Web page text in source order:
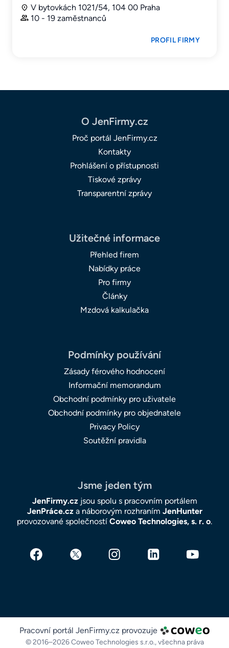
V bytovkách 1021/54, 104 00 Praha
10 - 19 zaměstnanců
PROFIL FIRMY
O JenFirmy.cz
Proč portál JenFirmy.cz
Kontakty
Prohlášení o přístupnosti
Tiskové zprávy
Transparentní zprávy
Užitečné informace
Přehled firem
Nabídky práce
Pro firmy
Články
Mzdová kalkulačka
Podmínky používání
Zásady férového hodnocení
Informační memorandum
Obchodní podmínky pro uživatele
Obchodní podmínky pro objednatele
Privacy Policy
Soutěžní pravidla
Jsme jeden tým
JenFirmy.czjsou spolu s pracovním portálem
JenPráce.cza náborovým rozhraním JenHunter
provozované společností Coweo Technologies, s. r. o.
Pracovní portál JenFirmy.cz provozuje
© 2016–2026 Coweo Technologies s.r.o.,všechna práva